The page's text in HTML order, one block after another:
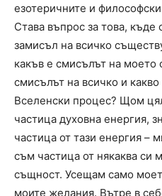
езотеричните и философски
Става въпрос за това,
замисъл на всичко
какъв е смисълът на моето
смисълът на всичко и
Вселенски процес? Щом
частица духовна енергия,
частица от тази енергия –
съм частица от някаква си
същност. Усещам само
моите желания. Вътре в